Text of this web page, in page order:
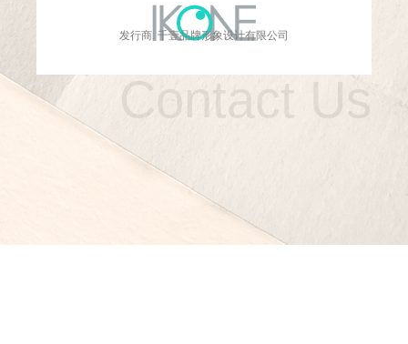
发行商: 千壹品牌形象设计有限公司
Contact Us